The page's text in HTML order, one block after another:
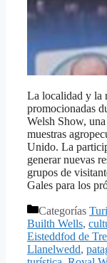
La localidad y la
promocionadas
Welsh Show,
muestras
Unido. La
generar nuevas
grupos de
Gales para los
Categorías
Builth Wells,
Eisteddfod de
Llanelwedd,